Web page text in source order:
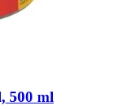
500 ml